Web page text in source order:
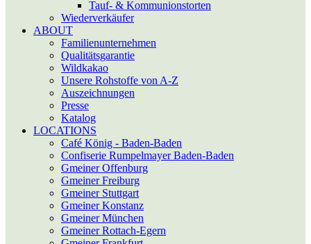
Tauf- & Kommunions­­torten
Wiederverkäufer
ABOUT
Familienunternehmen
Qualitätsgarantie
Wildkakao
Unsere Rohstoffe von A-Z
Auszeichnungen
Presse
Katalog
LOCATIONS
Café König - Baden-Baden
Confiserie Rumpelmayer Baden-Baden
Gmeiner Offenburg
Gmeiner Freiburg
Gmeiner Stuttgart
Gmeiner Konstanz
Gmeiner München
Gmeiner Rottach-Egern